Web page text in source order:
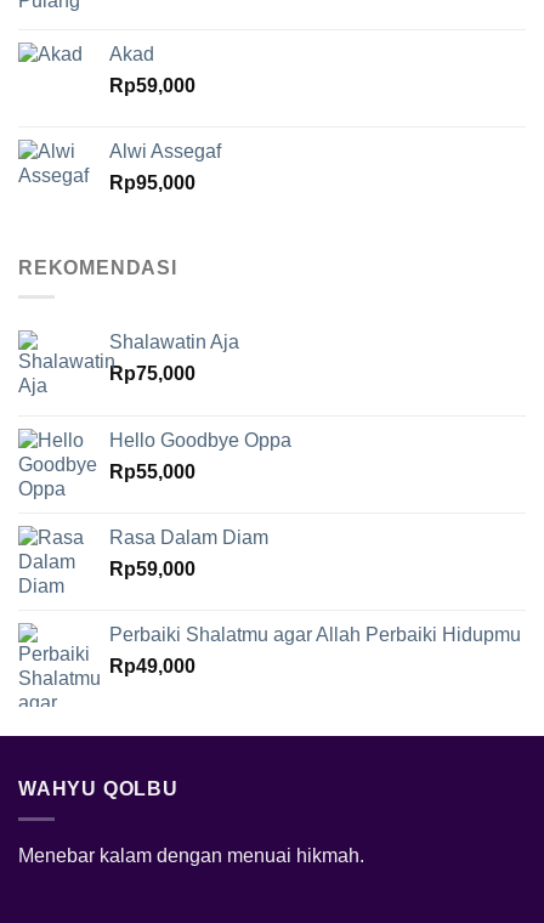
Akad
Rp59,000
Alwi Assegaf
Rp95,000
REKOMENDASI
Shalawatin Aja
Rp75,000
Hello Goodbye Oppa
Rp55,000
Rasa Dalam Diam
Rp59,000
Perbaiki Shalatmu agar Allah Perbaiki Hidupmu
Rp49,000
WAHYU QOLBU
Menebar kalam dengan menuai hikmah.